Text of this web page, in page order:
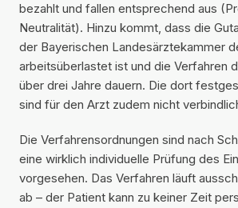
bezahlt und fallen entsprechend aus
Neutralität). Hinzu kommt, dass die
der Bayerischen Landesärztekammer
arbeitsüberlastet ist und die Verfahren
über drei Jahre dauern. Die dort
sind für den Arzt zudem nicht
Die Verfahrensordnungen sind nach
eine wirklich individuelle Prüfung des
vorgesehen. Das Verfahren läuft
ab – der Patient kann zu keiner Zeit